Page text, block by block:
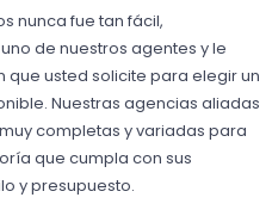
nunca fue tan fácil,
de nuestros agentes y le
usted solicite para elegir un
Nuestras agencias aliadas
completas y variadas para
que cumpla con sus
y presupuesto.